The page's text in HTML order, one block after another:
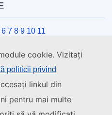
cookie. Vizitați
politicii privind
linkul din
pentru mai multe
7 8 9 10 11
de contact